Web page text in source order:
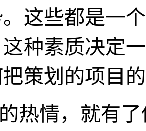
这些都是一
种素质决定
策划的项目
热情，就有